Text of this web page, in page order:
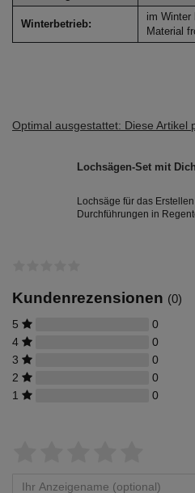
Winterbetrieb:
im Winter
Material
Optimal ausgestattet: Diese Artikel
Lochsägen-Set mit
Lochsäge für das
Durchführungen in
Kundenrezensionen (0)
5
0
4
0
3
0
2
0
1
0